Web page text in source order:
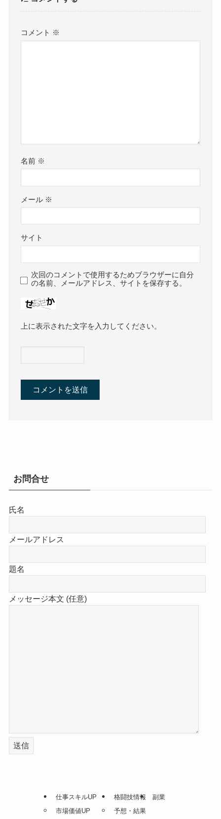
コメント ※
名前 ※
メール ※
サイト
次回のコメントで使用するためブラウザーに自分
の名前、メールアドレス、サイトを保存する。
上に表示された文字を入力してください。
お問合せ
氏名
メールアドレス
題名
メッセージ本文 (任意)
仕事スキルUP
市場価値UP
格闘技情報
予想・結果
副業